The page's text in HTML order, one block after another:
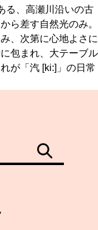
る、高瀬川沿いの古
ら差す自然光のみ。
、次第に心地よさに
包まれ、大テーブル
が「汽 [ki:]」の日常